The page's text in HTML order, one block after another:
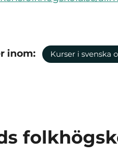
inom: Kurser i svenska